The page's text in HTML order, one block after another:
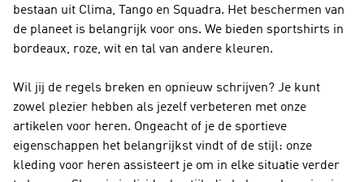
bestaan uit Clima, Tango en Squadra. Het beschermen van
de planeet is belangrijk voor ons. We bieden sportshirts in
bordeaux, roze, wit en tal van andere kleuren.
Wil jij de regels breken en opnieuw schrijven? Je kunt
zowel plezier hebben als jezelf verbeteren met onze
artikelen voor heren. Ongeacht of je de sportieve
eigenschappen het belangrijkst vindt of de stijl: onze
kleding voor heren assisteert je om in elke situatie verder